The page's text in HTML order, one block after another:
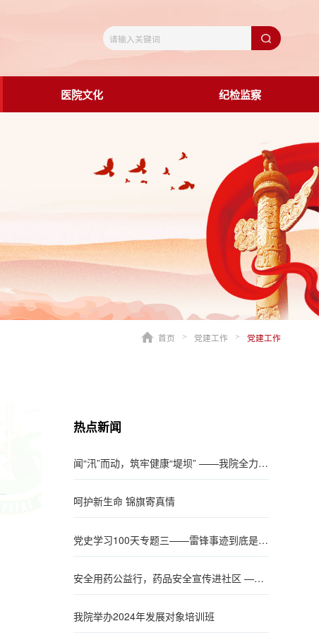
医院文化 纪检监察
首页 > 党建工作 > 党建工作
热点新闻
闻“汛”而动，筑牢健康“堤坝” ——我院全力投入防汛抗洪工作
呵护新生命 锦旗寄真情
党史学习100天专题三——雷锋事迹到底是真的还是假的？
安全用药公益行，药品安全宣传进社区 ——药剂支部安全用药义诊活动
我院举办2024年发展对象培训班